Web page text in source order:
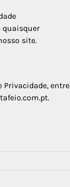
quaisquer
site.
Privacidade, entre
.